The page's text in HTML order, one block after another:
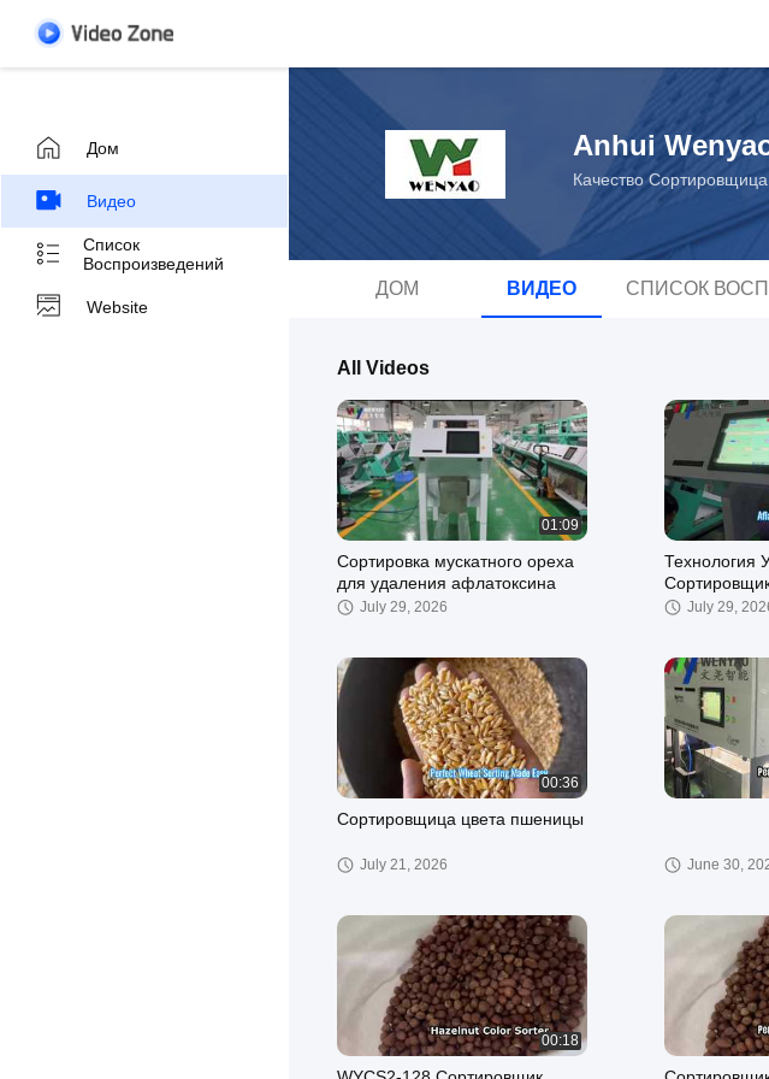
Дом
Видео
Список
Воспроизведений
Website
Anhui
Качество
ДОМ ВИДЕО СПИСОК
All Videos
01:09
Сортировка мускатного ореха
для удаления афлатоксина
July 29, 2026
Технология
Сортировщик
ореха.July 29,
00:36
Сортировщица цвета пшеницы
July 21, 2026 June 30,
00:18